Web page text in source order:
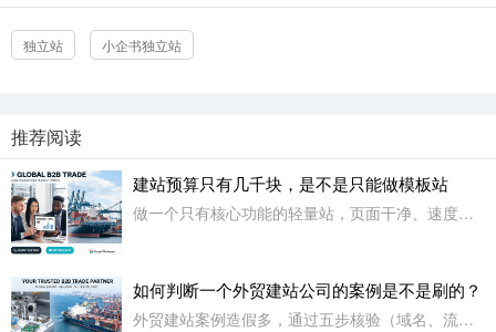
独立站 小企书独立站
推荐阅读
建站预算只有几千块，是不是只能做模板站
做一个只有核心功能的轻量站，页面干净、速度快、核心功能能用，等赚到钱了再升级。
如何判断一个外贸建站公司的案例是不是刷的？
外贸建站案例造假多，通过五步核验（域名、流量、代码、联系信息、时效性）精准识别虚假案例。